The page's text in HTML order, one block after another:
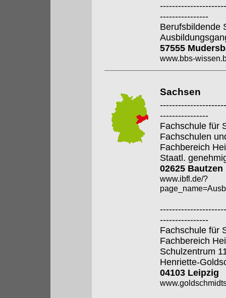
----------------
Berufsbildende
57555
www.bbs-
Sachsen
----------------
Fachschule für
Fachschulen
Fachbereich
Staatl.
02625 Bautzen
www.ibfl.de/?
----------------
Fachschule für
Fachbereich
Schulzentrum
Henriette-
04103 Leipzig